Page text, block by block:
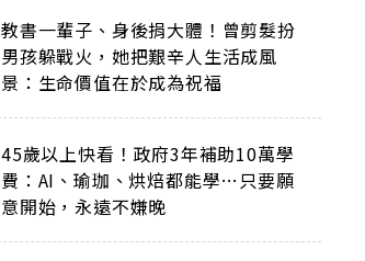
教書一輩子、身後捐大體！曾剪髮扮
男孩躲戰火，她把艱辛人生活成風
景：生命價值在於成為祝福
45歲以上快看！政府3年補助10萬學
費：AI、瑜珈、烘焙都能學…只要願
意開始，永遠不嫌晚